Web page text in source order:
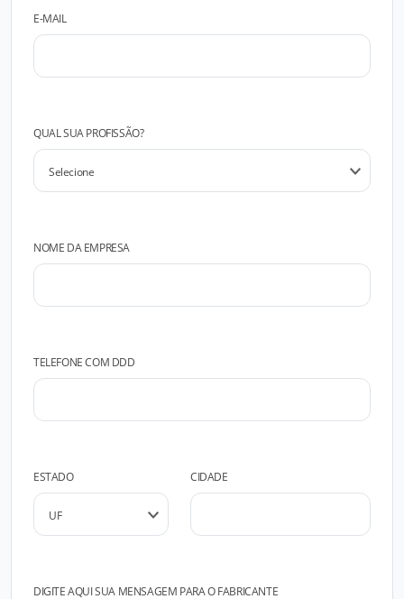
E-MAIL
QUAL SUA PROFISSÃO?
NOME DA EMPRESA
TELEFONE COM DDD
ESTADO CIDADE
DIGITE AQUI SUA MENSAGEM PARA O FABRICANTE